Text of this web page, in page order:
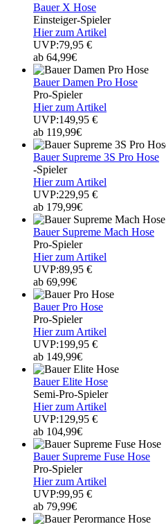
Bauer X Hose
Einsteiger-Spieler
Hier zum Artikel
UVP:79,95 €
ab 64,99€
Bauer Damen Pro Hose
Pro-Spieler
Hier zum Artikel
UVP:149,95 €
ab 119,99€
Bauer Supreme 3S Pro Hose
-Spieler
Hier zum Artikel
UVP:229,95 €
ab 179,99€
Bauer Supreme Mach Hose
Pro-Spieler
Hier zum Artikel
UVP:89,95 €
ab 69,99€
Bauer Pro Hose
Pro-Spieler
Hier zum Artikel
UVP:199,95 €
ab 149,99€
Bauer Elite Hose
Semi-Pro-Spieler
Hier zum Artikel
UVP:129,95 €
ab 104,99€
Bauer Supreme Fuse Hose
Pro-Spieler
Hier zum Artikel
UVP:99,95 €
ab 79,99€